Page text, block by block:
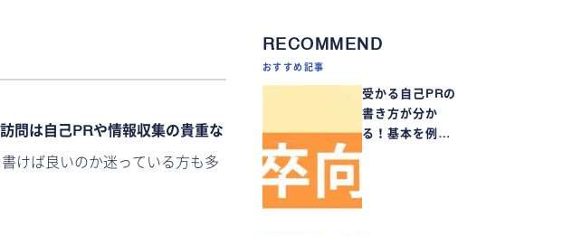
問は自己PRや情報収集の貴重な
けば良いのか迷っている方も多
RECOMMEND
おすすめ記事
受かる自己PRの
書き方が分か
る！基本を例…